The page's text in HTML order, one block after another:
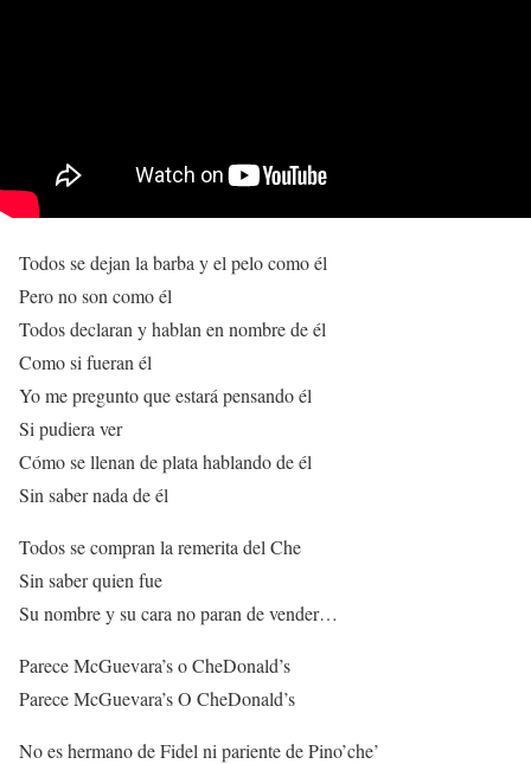
Todos se dejan la barba y el pelo como él
Pero no son como él
Todos declaran y hablan en nombre de él
Como si fueran él
Yo me pregunto que estará pensando él
Si pudiera ver
Cómo se llenan de plata hablando de él
Sin saber nada de él
Todos se compran la remerita del Che
Sin saber quien fue
Su nombre y su cara no paran de vender…
Parece McGuevara’s o CheDonald’s
Parece McGuevara’s O CheDonald’s
No es hermano de Fidel ni pariente de Pino’che’